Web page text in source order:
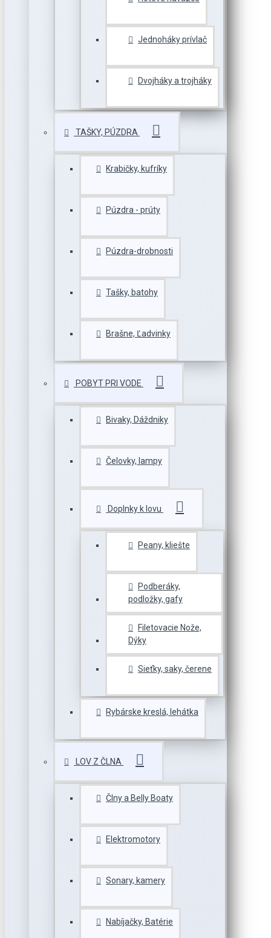
Jednoháky prívlač
Dvojháky a trojháky
TAŠKY, PÚZDRA
Krabičky, kufríky
Púzdra - prúty
Púzdra-drobnosti
Tašky, batohy
Brašne, Ľadvinky
POBYT PRI VODE
Bivaky, Dáždniky
Čelovky, lampy
Doplnky k lovu
Peany, kliešte
Podberáky,
podložky, gafy
Filetovacie Nože,
Dýky
Sieťky, saky, čerene
Rybárske kreslá, lehátka
LOV Z ČLNA
Člny a Belly Boaty
Elektromotory
Sonary, kamery
Nabíjačky, Batérie